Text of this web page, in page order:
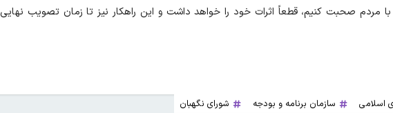
با مردم صحبت کنیم، قطعاً اثرات خود را خواهد داشت و این راهکار نیز تا زمان تصویب نهایی
اسلامی سازمان برنامه و بودجه شورای نگهبان